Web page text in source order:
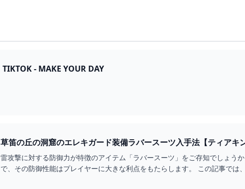
TIKTOK - MAKE YOUR DAY
雷攻撃に対する防御力が特徴のアイテム「ラバースーツ」をご存知でしょう
で、その防御性能はプレイヤーに大きな利点をもたらします。 この記事では